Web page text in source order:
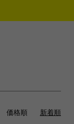
価格順 新着順